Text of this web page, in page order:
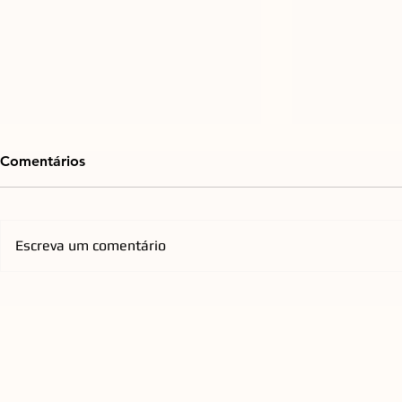
Comentários
Escreva um comentário